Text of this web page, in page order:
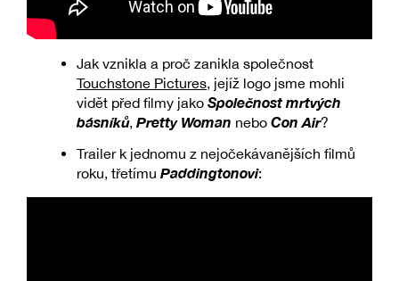
Jak vznikla a proč zanikla společnost
Touchstone Pictures, jejíž logo jsme mohli
vidět před filmy jakoSpolečnost mrtvých
básníků,Pretty Woman neboCon Air?
Trailer k jednomu z nejočekávanějších filmů
roku, třetímuPaddingtonovi: